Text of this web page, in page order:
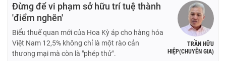
TRẦN HỮU
HIỆP(CHUYÊN GIA)
Đừng để vi phạm sở hữu trí tuệ thành
'điểm nghẽn'
Biểu thuế quan mới của Hoa Kỳ áp cho hàng hóa
Việt Nam 12,5% không chỉ là một rào cản
thương mại mà còn là "phép thử".